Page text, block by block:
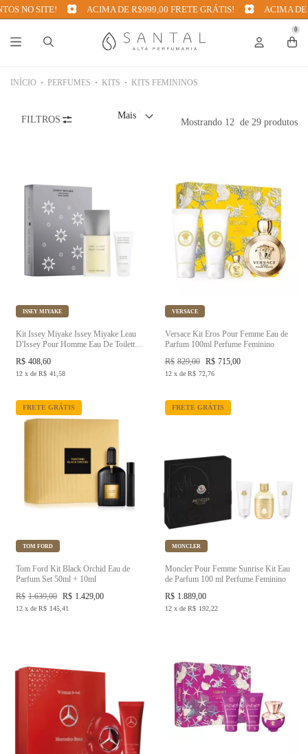
NO SITE! ACIMA DE R$999,00 FRETE GRÁTIS! ACIMA DE
0
INÍCIO PERFUMES KITS KITS FEMININOS
FILTROS Mostrando 12 de 29 produtos
ISSEY MIYAKE
Kit Issey Miyake Issey Miyake Leau
D'Issey Pour Homme Eau De Toilette
R$ 408,60
12 x de R$ 41,58
VERSACE
Versace Kit Eros Pour Femme Eau de
Parfum 100ml Perfume Feminino
R$ 715,00
R$ 829,00
12 x de R$ 72,76
FRETE GRÁTIS
TOM FORD
Tom Ford Kit Black Orchid Eau de
Parfum Set 50ml + 10ml
R$ 1.429,00
R$ 1.639,00
12 x de R$ 145,41
FRETE GRÁTIS
MONCLER
Moncler Pour Femme Sunrise Kit Eau
de Parfum 100 ml Perfume Feminino
R$ 1.889,00
12 x de R$ 192,22